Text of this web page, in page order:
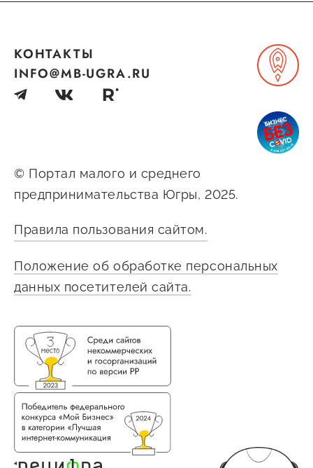
© Портал малого и среднего
предпринимательства Югры, 2025.
Правила пользования сайтом.
Положение об обработке персональных
данных посетителей сайта.
КОНТАКТЫ
INFO@MB-UGRA.RU